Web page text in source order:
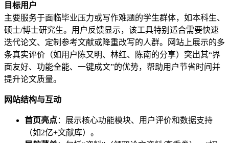
目标用户
主要服务于面临毕业压力或写作难题的学生群体，如本科生、
硕士/博士研究生。用户反馈显示，该工具特别适合需要快速
迭代论文、定制参考文献或降重改写的人群。网站上展示的多
条真实评价（如用户陈又明、林红、陈南的分享）突出其“界
面友好、功能全能、一键成文”的优势，帮助用户节省时间并
提升论文质量。
网站结构与互动
首页亮点：展示核心功能模块、用户评价和数据支持
（如2亿+文献库）。